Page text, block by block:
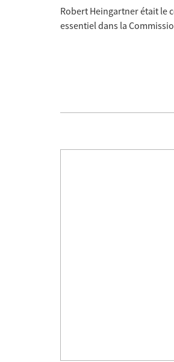
Robert Heingartner était le
essentiel dans la